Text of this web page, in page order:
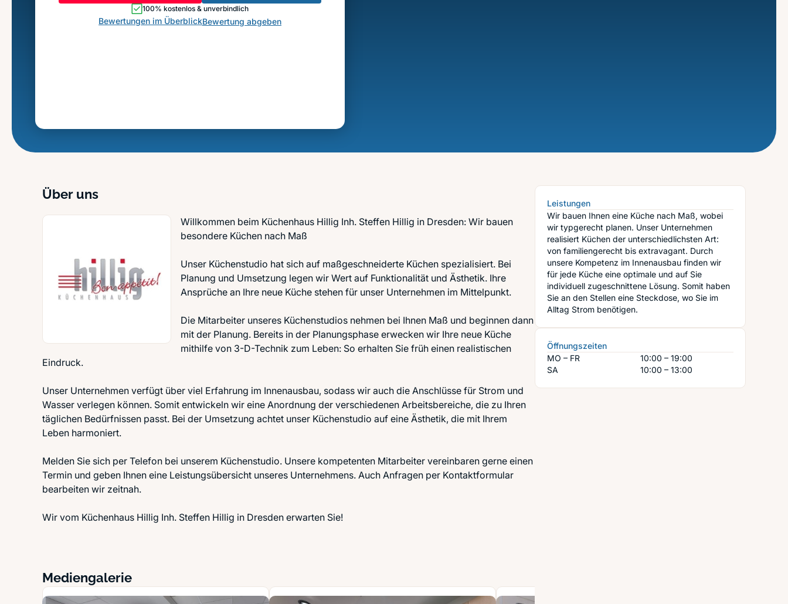
100% kostenlos & unverbindlich
Bewertungen im ÜberblickBewertung abgeben
Über uns
Willkommen beim Küchenhaus Hillig Inh. Steffen Hillig in Dresden: Wir bauen
besondere Küchen nach Maß
Unser Küchenstudio hat sich auf maßgeschneiderte Küchen spezialisiert. Bei
Planung und Umsetzung legen wir Wert auf Funktionalität und Ästhetik. Ihre
Ansprüche an Ihre neue Küche stehen für unser Unternehmen im Mittelpunkt.
Die Mitarbeiter unseres Küchenstudios nehmen bei Ihnen Maß und beginnen dann
mit der Planung. Bereits in der Planungsphase erwecken wir Ihre neue Küche
mithilfe von 3-D-Technik zum Leben: So erhalten Sie früh einen realistischen
Eindruck.
Unser Unternehmen verfügt über viel Erfahrung im Innenausbau, sodass wir auch die Anschlüsse für Strom und
Wasser verlegen können. Somit entwickeln wir eine Anordnung der verschiedenen Arbeitsbereiche, die zu Ihren
täglichen Bedürfnissen passt. Bei der Umsetzung achtet unser Küchenstudio auf eine Ästhetik, die mit Ihrem
Leben harmoniert.
Melden Sie sich per Telefon bei unserem Küchenstudio. Unsere kompetenten Mitarbeiter vereinbaren gerne einen
Termin und geben Ihnen eine Leistungsübersicht unseres Unternehmens. Auch Anfragen per Kontaktformular
bearbeiten wir zeitnah.
Wir vom Küchenhaus Hillig Inh. Steffen Hillig in Dresden erwarten Sie!
Mediengalerie
Leistungen
Wir bauen Ihnen eine Küche nach Maß, wobei
wir typgerecht planen. Unser Unternehmen
realisiert Küchen der unterschiedlichsten Art:
von familiengerecht bis extravagant. Durch
unsere Kompetenz im Innenausbau finden wir
für jede Küche eine optimale und auf Sie
individuell zugeschnittene Lösung. Somit haben
Sie an den Stellen eine Steckdose, wo Sie im
Alltag Strom benötigen.
Öffnungszeiten
MO – FR
10:00 – 19:00
SA
10:00 – 13:00